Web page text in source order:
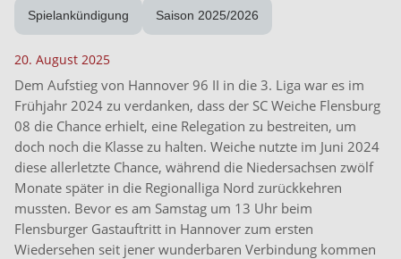
Spielankündigung Saison 2025/2026
20. August 2025
Dem Aufstieg von Hannover 96 II in die 3. Liga war es im
Frühjahr 2024 zu verdanken, dass der SC Weiche Flensburg
08 die Chance erhielt, eine Relegation zu bestreiten, um
doch noch die Klasse zu halten. Weiche nutzte im Juni 2024
diese allerletzte Chance, während die Niedersachsen zwölf
Monate später in die Regionalliga Nord zurückkehren
mussten. Bevor es am Samstag um 13 Uhr beim
Flensburger Gastauftritt in Hannover zum ersten
Wiedersehen seit jener wunderbaren Verbindung kommen